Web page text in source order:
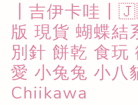
┃吉伊卡哇
版 現貨 蝴蝶結
別針 餅乾 食玩
愛 小兔兔 小八
Chiikawa